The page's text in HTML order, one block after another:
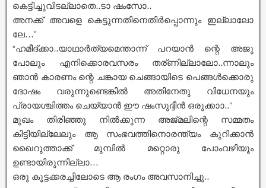
കെട്ടിച്ചുവിടല്ലാതെ..ടാ ഷംസോ..
അനക്ക് അവളെ കെട്ടുന്നതിനെതിർപ്പൊന്നും ഇല്ലാലോ
ലേ…”
“ഹമീദ്ക്കാ..യാഥാർത്യമെന്താന്ന് പറയാൻ ന്റെ അജു
പോലും എനിക്കൊരവസരം തര്ണില്ലാലോ..ന്നാലും
ഞാൻ കാരണം ന്റെ ചങ്കായ ചെങ്ങായിടെ പെങ്ങൾക്കൊരു
ദോഷം വരുന്നുണ്ടെങ്കിൽ അതിനേതു വിധേനയും
പ്രായശ്ചിത്തം ചെയ്യാൻ ഈ ഷംസുദ്ദീൻ ഒരുക്കാാ..”
മുഖം തിരിഞ്ഞു നിൽക്കുന്ന അജ്മലിന്റെ സമ്മതം
കിട്ടിയില്ലേലും ആ സംഭവത്തിനൊരന്ത്യം കുറിക്കാൻ
ഖൈറുത്താക്ക് മുമ്പിൽ മറ്റൊരു പോംവഴിയൂം
ഉണ്ടായിരുന്നില്ലാ…
ഒരു കൂട്ടക്കരച്ചിലോടെ ആ രംഗം അവസാനിച്ചു..